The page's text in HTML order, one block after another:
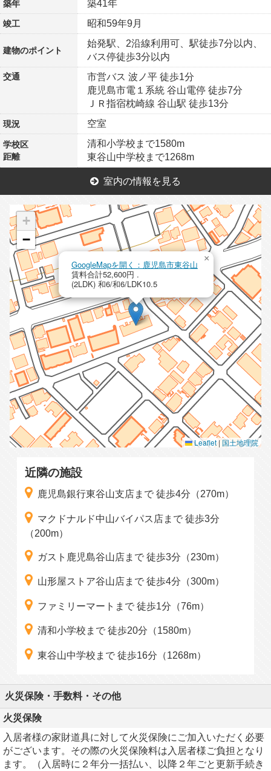
築年 築41年
竣工 昭和59年9月
建物のポイント
始発駅、2沿線利用可、駅徒歩7分以内、
バス停徒歩3分以内
交通
市営バス 波ノ平 徒歩1分
鹿児島市電１系統 谷山電停 徒歩7分
ＪＲ指宿枕崎線 谷山駅 徒歩13分
現況 空室
学校区
距離
清和小学校まで1580m
東谷山中学校まで1268m
室内の情報を見る
GoogleMapを開く：鹿児島市東谷山
賃料合計52,600円 .
(2LDK) 和6/和6/LDK10.5
×
+
−
Leaflet| 国土地理院
近隣の施設
鹿児島銀行東谷山支店まで 徒歩4分（270m）
マクドナルド中山バイパス店まで 徒歩3分
（200m）
ガスト鹿児島谷山店まで 徒歩3分（230m）
山形屋ストア谷山店まで 徒歩4分（300m）
ファミリーマートまで 徒歩1分（76m）
清和小学校まで 徒歩20分（1580m）
東谷山中学校まで 徒歩16分（1268m）
火災保険・手数料・その他
火災保険
入居者様の家財道具に対して火災保険にご加入いただく必要
がございます。その際の火災保険料は入居者様ご負担となり
ます。（入居時に２年分一括払い、以降２年ごと更新手続き